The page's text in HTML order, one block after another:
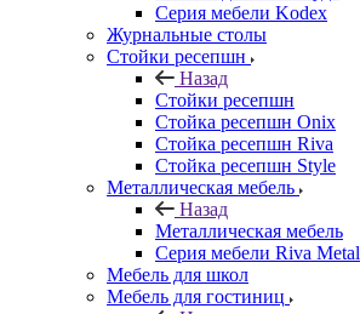
Серия мебели Kodex
Журнальные столы
Стойки ресепшн
Назад
Стойки ресепшн
Стойка ресепшн Onix
Стойка ресепшн Riva
Стойка ресепшн Style
Металлическая мебель
Назад
Металлическая мебель
Серия мебели Riva Metal
Мебель для школ
Мебель для гостиниц